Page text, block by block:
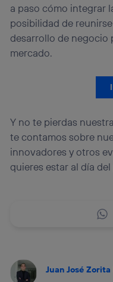
a paso cómo integrar
posibilidad de
desarrollo de negocio
mercado.
Y no te pierdas nuestra
te contamos sobre
innovadores y otros
quieres estar al día del
Juan José Zorita